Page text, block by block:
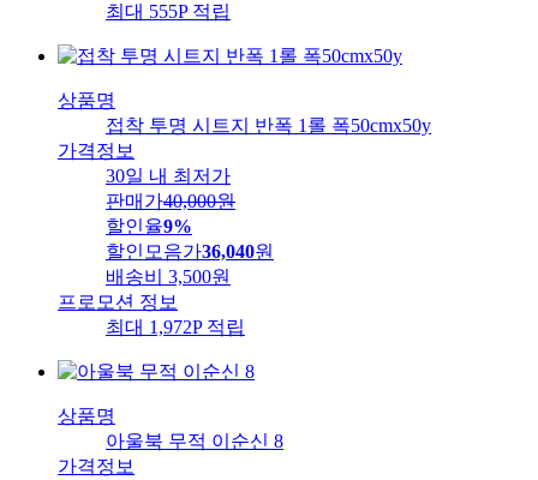
최대 555P 적립
상품명
접착 투명 시트지 반폭 1롤 폭50cmx50y
가격정보
30일 내 최저가
판매가40,000원
할인율9%
할인모음가36,040원
배송비
3,500원
프로모션 정보
최대 1,972P 적립
상품명
아울북 무적 이순신 8
가격정보